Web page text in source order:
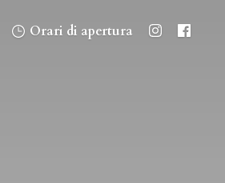
Orari di apertura